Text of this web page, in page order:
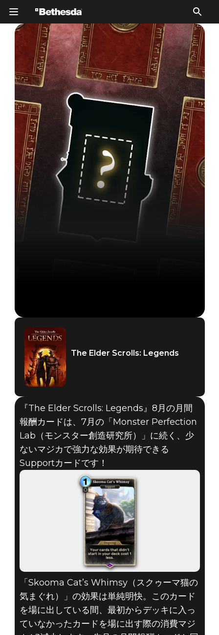
The Elder Scrolls: Legends
2020年8月25日
THE ELDER
SCROLLS:
LEGENDS –
2020年8月の報
酬カード
The Elder Scrolls: Legends
『The Elder Scrolls: Legends』8月の月間
報酬カードは、7月の「Monster Perfection
Lab（モンスター創造研究所）」に続く、少
ないマジカで強力な効果が期待できる
Supportカードです！
「Skooma Cat’s Whimsy（スクゥーマ猫の
気まぐれ）」の効果は単純明快。このカード
を場に出している間、最初からデッキに入っ
ていなかったカードを場に出す際の消費マジ